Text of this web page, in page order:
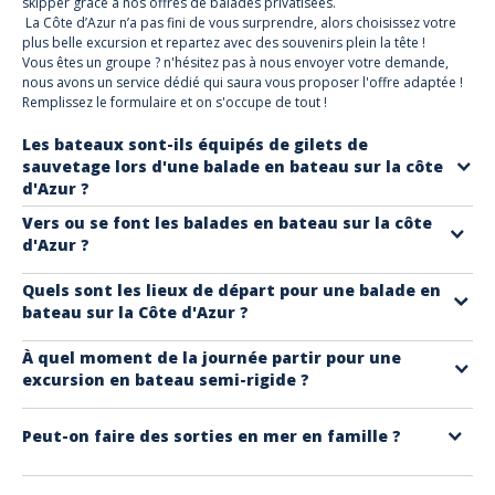
La Côte d’Azur n’a pas fini de vous surprendre, alors choisissez votre
plus belle excursion et repartez avec des souvenirs plein la tête !
Vous êtes un groupe ? n'hésitez pas à nous envoyer votre demande,
nous avons un service dédié qui saura vous proposer l'offre adaptée !
Remplissez le formulaire et on s'occupe de tout !
Les bateaux sont-ils équipés de gilets de
sauvetage lors d'une balade en bateau sur la côte
d'Azur ?
Toutes les embarcations sont équipées du matériel de sécurité
nécessaire, y compris des gilets de sauvetage, des dispositifs de
flottaison, des feux de navigation et des dispositifs de communication
en cas d'urgence.
Vers ou se font les balades en bateau sur la côte
d'Azur ?
Nous avons plusieurs offres sur notre site.
Plusieurs types vous sont proposés : en semi-rigide, catamaran ou
voilier à destination de :
- Les îles de Lérins au large de Cannes.
- Les Calanques de l'Estérel avec ses roches rouges, ses criques
- Le Golfe de Saint Tropez et les 3 caps (Cap Camarat, Cap Taillat et Cap
Lardier).
Quels sont les lieux de départ pour une balade en
bateau sur la Côte d'Azur ?
Expérience Côte d'Azur vous propose des sorties en mer au départ de :
- Départ de Nice vers Saint Jean Cap Ferrat / Monaco ou Antibes.
- De Cannes/ Mandelieu vers l'Estérel, Antibes, ou Saint Tropez.
- De Fréjus / Saint Raphaël vers les roches rouges, Les Iles de Lérins à
À quel moment de la journée partir pour une
excursion en bateau semi-rigide ?
activités, optez pour une sortie le matin, la mer sera plus calme et
limpide. Les embarcations sont confortables et équipés de tout le
Peut-on faire des sorties en mer en famille ?